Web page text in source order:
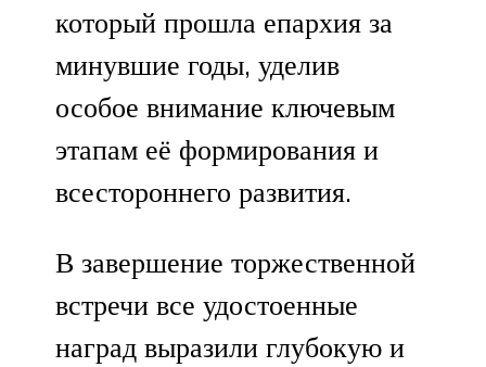
который прошла епархия за
минувшие годы, уделив
особое внимание ключевым
этапам её формирования и
всестороннего развития.
В завершение торжественной
встречи все удостоенные
наград выразили глубокую и